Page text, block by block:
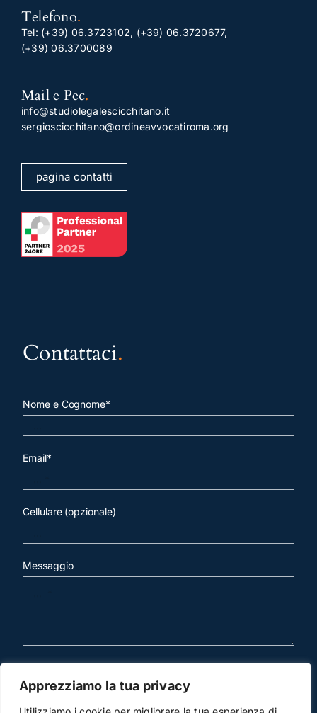
Apprezziamo la tua privacy
Telefono.
Tel: (+39) 06.3723102, (+39) 06.3720677,
(+39) 06.3700089
Mail e Pec.
info@studiolegalescicchitano.it
sergioscicchitano@ordineavvocatiroma.org
pagina contatti
Contattaci.
Nome e Cognome*
Email*
Cellulare (opzionale)
Messaggio